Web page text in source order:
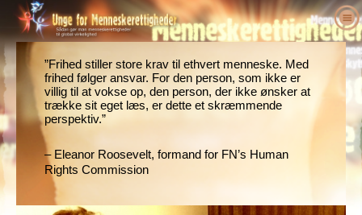
Om os
Hvad er Unge for Menneskerettigheder?
Vores formål
Historien om Unge for Menneskerettigheder
Ledere
Rådgivende komité
YHRI’s samarbejdspartnere
Hvad er menneskerettigheder?
Menneskerettigheder defineret
Baggrunden for menneskerettigheder
Verdenserklæringen om
Menneskerettighederne
Undervisere
Velkommen
Detaljer om undervisningspakken
Resultater fra undervisere
Pensum om menneskerettighederne
Tag initiativ
Engagér dig
Appel
Medlemskaber/bidrag
Forkæmpere for menneskerettigheder
Forkæmpere for menneskerettigheder
Menneskerettigheds-organisationer
Nyheder
Bestilling
”Frihed stiller store krav til ethvert menneske. Med
frihed følger ansvar. For den person, som ikke er
villig til at vokse op, den person, der ikke ønsker at
trække sit eget læs, er dette et skræmmende
perspektiv.”
– Eleanor Roosevelt, formand for FN’s Human
Rights Commission